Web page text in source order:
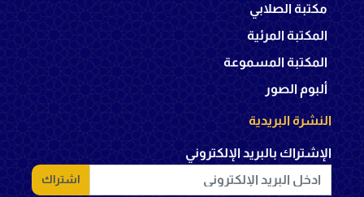
مكتبة الصلابي
المكتبة المرئية
المكتبة المسموعة
ألبوم الصور
النشرة البريدية
الإشتراك بالبريد الإلكتروني
اشتراك